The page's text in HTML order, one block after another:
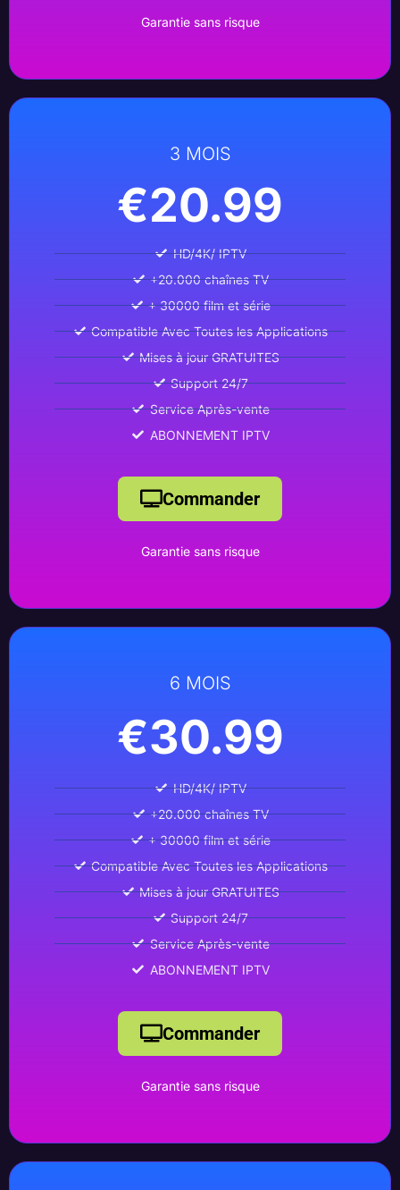
Garantie sans risque
3 MOIS
€20.99
HD/4K/ IPTV
+20.000 chaînes TV
+ 30000 film et série
Compatible Avec Toutes les Applications
Mises à jour GRATUITES
Support 24/7
Service Après-vente
ABONNEMENT IPTV
Commander
Garantie sans risque
6 MOIS
€30.99
HD/4K/ IPTV
+20.000 chaînes TV
+ 30000 film et série
Compatible Avec Toutes les Applications
Mises à jour GRATUITES
Support 24/7
Service Après-vente
ABONNEMENT IPTV
Commander
Garantie sans risque